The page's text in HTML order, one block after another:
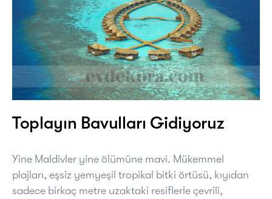
Toplayın Bavulları Gidiyoruz
Yine Maldivler yine ölümüne mavi. Mükemmel
plajları, eşsiz yemyeşil tropikal bitki örtüsü, kıyıdan
sadece birkaç metre uzaktaki resiflerle çevrili,